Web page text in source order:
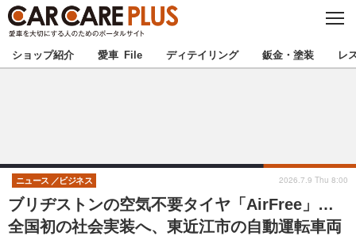
C
S
E
★カーケアプラス認定★ 厳選プロショップを地域から探す
甲信越 北陸
東海 関西
ショップ紹介 愛車 File ディテイリング 鈑金・塗装 レ
ブリヂストンの空気不要タイヤ「AirFree」…
全国初の社会実装へ、東近江市の自動運転車両
ニュース ビジネス 2026.7.9 Thu 8:00